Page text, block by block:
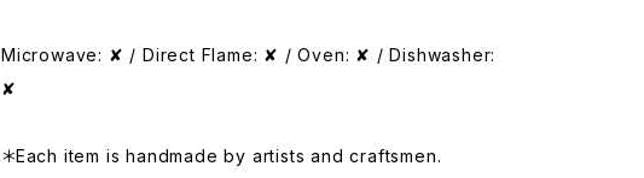
Microwave: ✘ / Direct Flame: ✘ / Oven: ✘ / Dishwasher:
✘
＊Each item is handmade by artists and craftsmen.